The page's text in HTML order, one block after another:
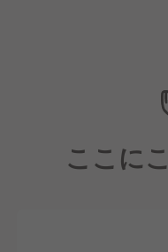
に入れば仲間同士で
そんなポジティブな
1. 「全力で楽しみ、
私たちの合言葉は、
部活動のような一体
ここに